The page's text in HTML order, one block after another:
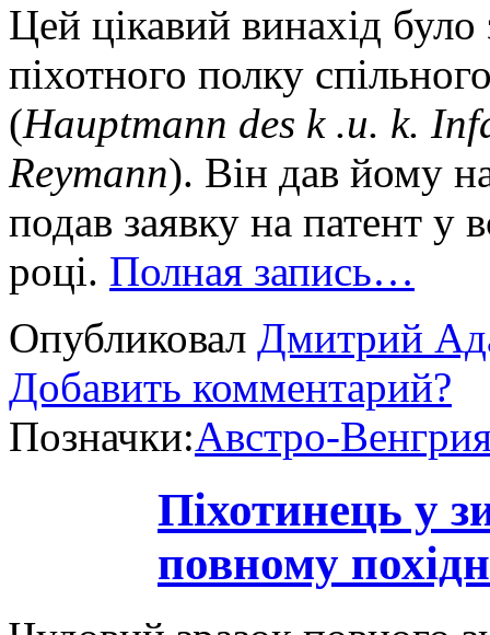
Цей цікавий винахід
піхотного полку
(Hauptmann des k .u. k.
Reymann). Він дав йому
подав заявку на патент у
році. Полная запись…
Опубликовал Дмитрий
Добавить комментарий?
Позначки:Австро-
Піхотинець у
повному